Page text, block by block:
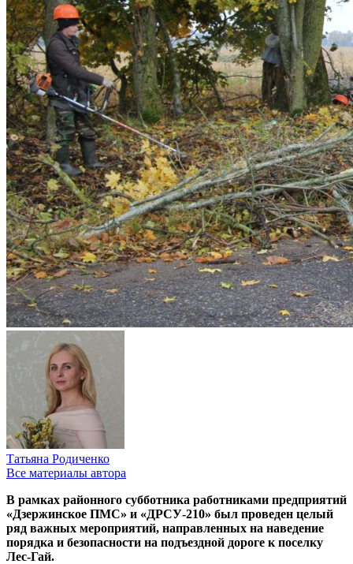
Татьяна Родиченко
Все материалы автора
В рамках районного субботника работниками предприятий
«Дзержинское ПМС» и «ДРСУ-210» был проведен целый
ряд важных мероприятий, направленных на наведение
порядка и безопасности на подъездной дороге к поселку
Лес-Гай.